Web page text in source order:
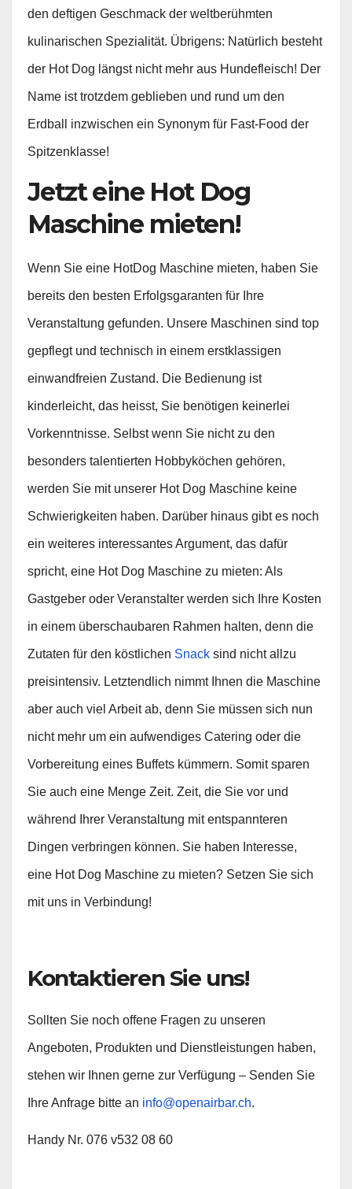
den deftigen Geschmack der weltberühmten
kulinarischen Spezialität. Übrigens: Natürlich besteht
der Hot Dog längst nicht mehr aus Hundefleisch! Der
Name ist trotzdem geblieben und rund um den
Erdball inzwischen ein Synonym für Fast-Food der
Spitzenklasse!
Jetzt eine Hot Dog
Maschine mieten!
Wenn Sie eine HotDog Maschine mieten, haben Sie
bereits den besten Erfolgsgaranten für Ihre
Veranstaltung gefunden. Unsere Maschinen sind top
gepflegt und technisch in einem erstklassigen
einwandfreien Zustand. Die Bedienung ist
kinderleicht, das heisst, Sie benötigen keinerlei
Vorkenntnisse. Selbst wenn Sie nicht zu den
besonders talentierten Hobbyköchen gehören,
werden Sie mit unserer Hot Dog Maschine keine
Schwierigkeiten haben. Darüber hinaus gibt es noch
ein weiteres interessantes Argument, das dafür
spricht, eine Hot Dog Maschine zu mieten: Als
Gastgeber oder Veranstalter werden sich Ihre Kosten
in einem überschaubaren Rahmen halten, denn die
Zutaten für den köstlichen Snack sind nicht allzu
preisintensiv. Letztendlich nimmt Ihnen die Maschine
aber auch viel Arbeit ab, denn Sie müssen sich nun
nicht mehr um ein aufwendiges Catering oder die
Vorbereitung eines Buffets kümmern. Somit sparen
Sie auch eine Menge Zeit. Zeit, die Sie vor und
während Ihrer Veranstaltung mit entspannteren
Dingen verbringen können. Sie haben Interesse,
eine Hot Dog Maschine zu mieten? Setzen Sie sich
mit uns in Verbindung!
Kontaktieren Sie uns!
Sollten Sie noch offene Fragen zu unseren
Angeboten, Produkten und Dienstleistungen haben,
stehen wir Ihnen gerne zur Verfügung – Senden Sie
Ihre Anfrage bitte an info@openairbar.ch.
Handy Nr. 076 v532 08 60